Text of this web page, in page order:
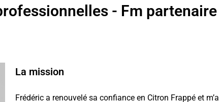
- Fm partenaire
La mission
Frédérica renouvelé sa confiance en Citron Frappé et